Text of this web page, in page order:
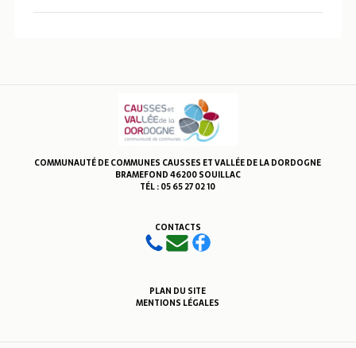
COMMUNAUTÉ DE COMMUNES CAUSSES ET VALLÉE DE LA DORDOGNE
BRAMEFOND 46200 SOUILLAC
TÉL : 05 65 27 02 10
CONTACTS
PLAN DU SITE
MENTIONS LÉGALES